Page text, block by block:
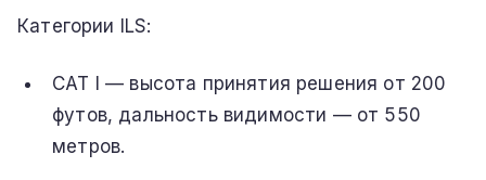
Категории ILS:
CAT I — высота принятия решения от 200
футов, дальность видимости — от 550
метров.